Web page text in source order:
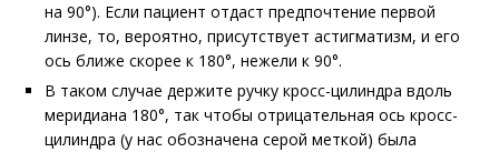
на 90°). Если пациент отдаст предпочтение первой
линзе, то, вероятно, присутствует астигматизм, и его
ось ближе скорее к 180°, нежели к 90°.
В таком случае держите ручку кросс-цилиндра вдоль
меридиана 180°, так чтобы отрицательная ось кросс-
цилиндра (у нас обозначена серой меткой) была